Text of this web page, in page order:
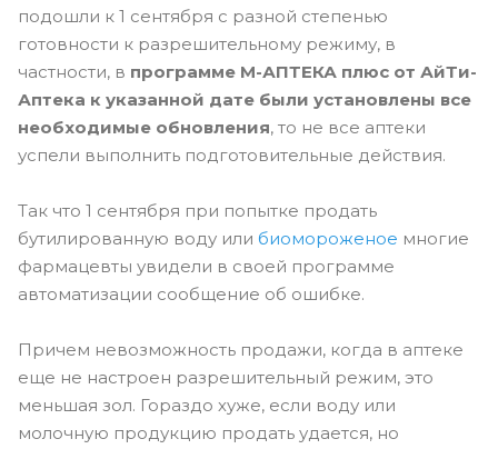
подошли к 1 сентября с разной степенью
готовности к разрешительному режиму, в
частности, в программе М-АПТЕКА плюс от АйТи-
Аптека к указанной дате были установлены все
необходимые обновления, то не все аптеки
успели выполнить подготовительные действия.
Так что 1 сентября при попытке продать
бутилированную воду или биомороженое многие
фармацевты увидели в своей программе
автоматизации сообщение об ошибке.
Причем невозможность продажи, когда в аптеке
еще не настроен разрешительный режим, это
меньшая зол. Гораздо хуже, если воду или
молочную продукцию продать удается, но